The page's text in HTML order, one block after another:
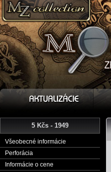
5 Kčs - 1949
Všeobecné informácie
Perforácia
Informácie o cene